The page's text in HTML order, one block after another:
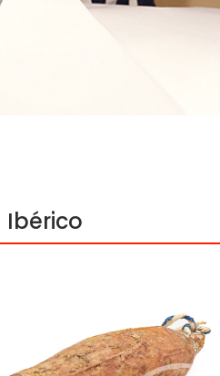
Ibérico